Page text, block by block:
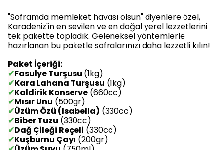
"Soframda memleket havası olsun" diyenlere özel,
Karadeniz'in en sevilen ve en doğal yerel lezzetlerini
tek pakette topladık. Geleneksel yöntemlerle
hazırlanan bu paketle sofralarınızı daha lezzetli kılın!
Paket İçeriği:
✔Fasulye Turşusu (1kg)
✔Kara Lahana Turşusu (1kg)
✔Kaldirik Konserve (660cc)
✔Mısır Unu (500gr)
✔Üzüm Özü (Isabella) (330cc)
✔Biber Tuzu (330cc)
✔Dağ Çileği Reçeli (330cc)
✔Kuşburnu Çayı (200gr)